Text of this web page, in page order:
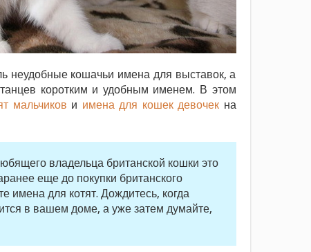
неудобные кошачьи имена для выставок, а
коротким и удобным именем. В этом
мальчиков и имена для кошек девочек на
владельца британской кошки это
еще до покупки британского
имена для котят. Дождитесь, когда
в вашем доме, а уже затем думайте,